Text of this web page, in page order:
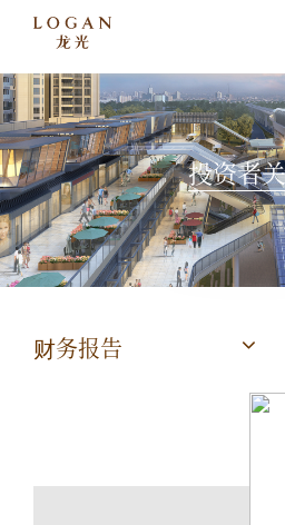
投资者
财务报告